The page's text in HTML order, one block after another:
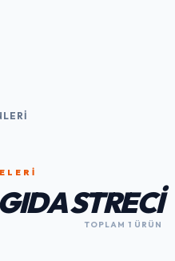
STRECI
TOPLAM 1 ÜRÜN